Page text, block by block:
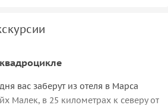
вас заберут из отеля в Марса
Малек, в 25 километрах к северу от